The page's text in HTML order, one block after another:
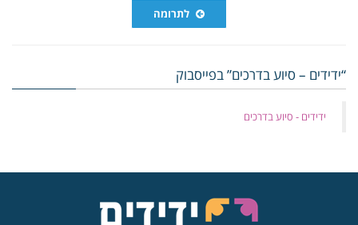
לתרומה
“ידידים – סיוע בדרכים” בפייסבוק
‏ידידים - סיוע בדרכים